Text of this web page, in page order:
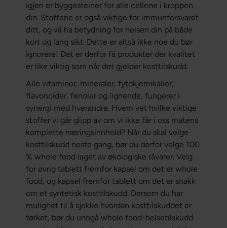
igjen er byggesteiner for alle cellene i kroppen
din. Stoffene er også viktige for immunforsvaret
ditt, og vil ha betydning for helsen din på både
kort og lang sikt. Dette er altså ikke noe du bør
ignorere! Det er derfor få produkter der kvalitet
er like viktig som når det gjelder kosttilskudd.
Alle vitaminer, mineraler, fytokjemikalier,
flavonoider, fenoler og lignende, fungerer i
synergi med hverandre. Hvem vet hvilke viktige
stoffer vi går glipp av om vi ikke får i oss matens
komplette næringsinnhold? Når du skal velge
kosttilskudd neste gang, bør du derfor velge 100
% whole food laget av økologiske råvarer. Velg
for øvrig tablett fremfor kapsel om det er whole
food, og kapsel fremfor tablett om det er snakk
om et syntetisk kosttilskudd. Dersom du har
mulighet til å sjekke hvordan kosttilskuddet er
tørket, bør du unngå whole food-helsetilskudd